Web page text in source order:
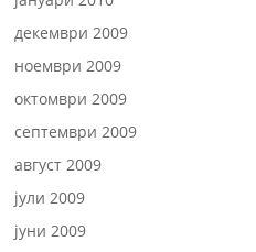
декември 2009
ноември 2009
октомври 2009
септември 2009
август 2009
јули 2009
јуни 2009